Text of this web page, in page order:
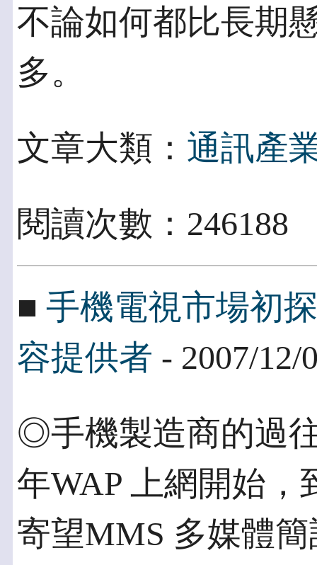
不論如何都比長期
多。
文章大類： 通訊產
閱讀次數：
■ 手機電視市場初
容提供者 - 2007/12/
◎手機製造商的過
年WAP 上網開始，
寄望MMS 多媒體